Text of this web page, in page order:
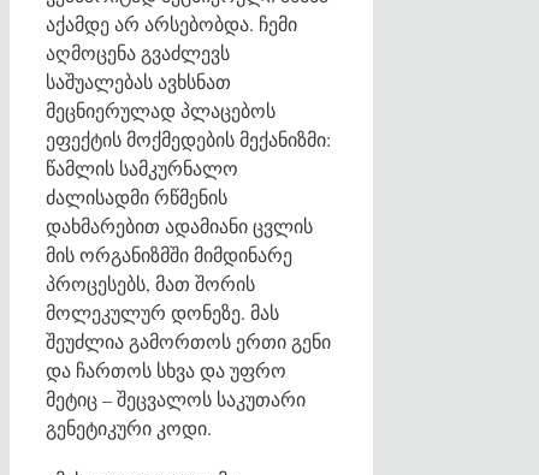
აქამდე არ არსებობდა. ჩემი
აღმოცენა გვაძლევს
საშუალებას ავხსნათ
მეცნიერულად პლაცებოს
ეფექტის მოქმედების მექანიზმი:
წამლის სამკურნალო
ძალისადმი რწმენის
დახმარებით ადამიანი ცვლის
მის ორგანიზმში მიმდინარე
პროცესებს, მათ შორის
მოლეკულურ დონეზე. მას
შეუძლია გამორთოს ერთი გენი
და ჩართოს სხვა და უფრო
მეტიც – შეცვალოს საკუთარი
გენეტიკური კოდი.